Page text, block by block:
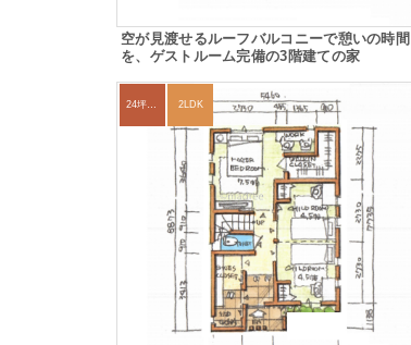
空が見渡せるルーフバルコニーで憩いの時間
を、ゲストルーム完備の3階建ての家
2LDK